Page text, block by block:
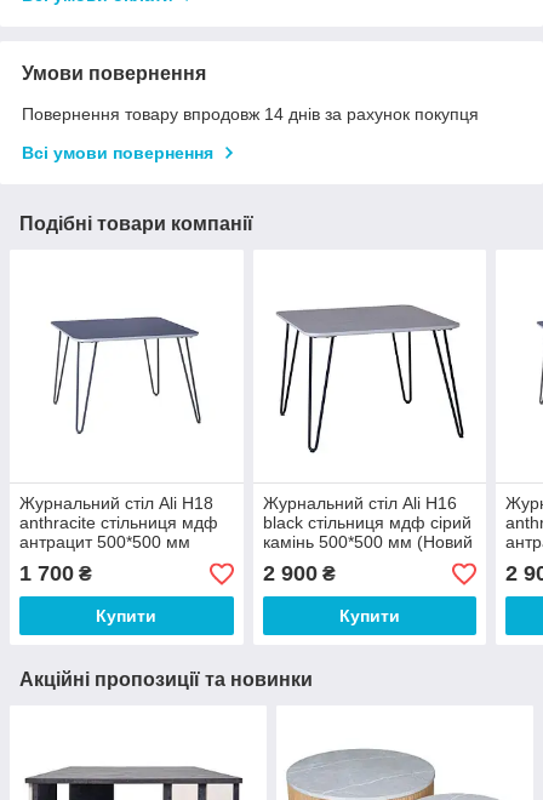
Умови повернення
Повернення товару впродовж 14 днів за рахунок покупця
Всі умови повернення
Подібні товари компанії
Журнальний стіл Ali H18
anthracite стільниця мдф
антрацит 500*500 мм
(Новий Стиль ТМ)
1 700 ₴
Купити
Журнальний стіл Ali H16
black стільниця мдф сірий
камінь 500*500 мм (Новий
Стиль ТМ)
2 900₴
Купити
2
Акційні пропозиції та новинки